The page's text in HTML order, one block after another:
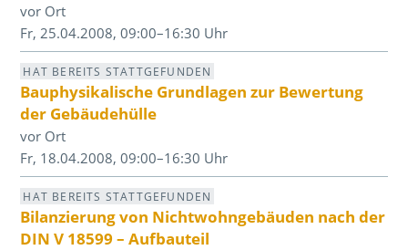
vor Ort
Fr, 25.04.2008, 09:00–16:30 Uhr
HAT BEREITS STATTGEFUNDEN
Bauphysikalische Grundlagen zur Bewertung
der Gebäudehülle
vor Ort
Fr, 18.04.2008, 09:00–16:30 Uhr
HAT BEREITS STATTGEFUNDEN
Bilanzierung von Nichtwohngebäuden nach der
DIN V 18599 – Aufbauteil